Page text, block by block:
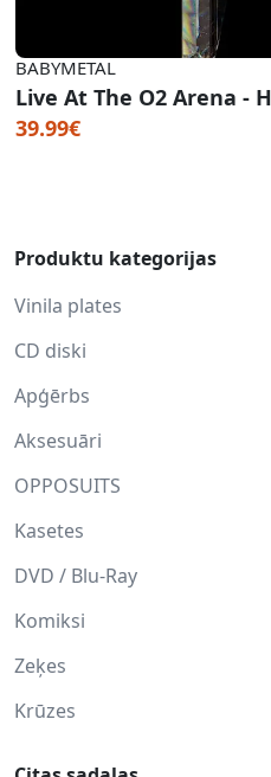
BABYMETAL
39.99€
Produktu kategorijas
Vinila plates
CD diski
Apģērbs
Aksesuāri
OPPOSUITS
Kasetes
DVD / Blu-Ray
Komiksi
Zeķes
Krūzes